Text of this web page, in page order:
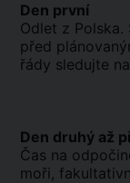
Den první
Odlet z
před
řády sledujte na
Den druhý až
Čas na
moři,